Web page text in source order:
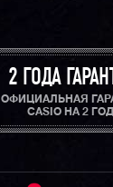
2 ГОДА
ОФИЦИАЛЬНАЯ
CASIO НА 2